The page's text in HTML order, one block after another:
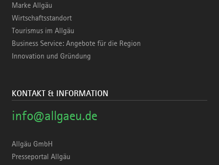
Marke Allgäu
Wirtschaftsstandort
Tourismus im Allgäu
Business Service: Angebote für die Region
Innovation und Gründung
KONTAKT & INFORMATION
info@allgaeu.de
Allgäu GmbH
Presseportal Allgäu